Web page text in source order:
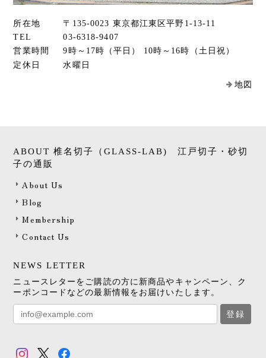
所在地
〒135-0023 東京都江東区平野1-13-11
TEL
03-6318-9407
営業時間
9時～17時（平日） 10時～16時（土日祝）
定休日
水曜日
地図
ABOUT 椎名切子（GLASS-LAB) 江戸切子・砂切
子の通販
About Us
Blog
Membership
Contact Us
NEWS LETTER
ニュースレターをご購読の方に新商品やキャンペーン、ク
ーポンコードなどの最新情報をお届けいたします。
登録